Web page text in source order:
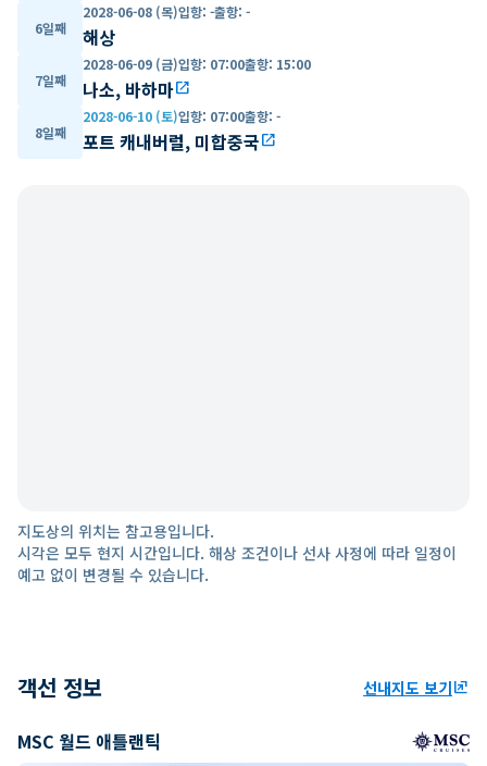
6일째
2028-06-08 (목)입항: -출항: -
해상
7일째
2028-06-09 (금)입항: 07:00출항: 15:00
나소, 바하마open_in_new
8일째
2028-06-10 (토)입항: 07:00출항: -
포트 캐내버럴, 미합중국open_in_new
지도상의 위치는 참고용입니다.
시각은 모두 현지 시간입니다. 해상 조건이나 선사 사정에 따라 일정이
예고 없이 변경될 수 있습니다.
객선 정보 선내지도 보기ungroup
MSC 월드 애틀랜틱